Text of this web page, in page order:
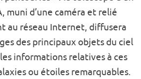
muni d’une caméra et relié
au réseau Internet, diffusera
des principaux objets du ciel
informations relatives à ces
ou étoiles remarquables.